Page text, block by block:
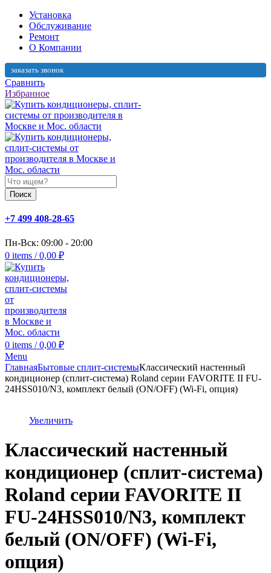
Установка
Обслуживание
Ремонт
О Компании
заказать звонок
Сравнить
Избранное
Поиск
+7 499 408-28-65
Пн-Вск: 09:00 - 20:00
0 items / 0,00 ₽
0 items / 0,00 ₽
Menu
ГлавнаяБытовые сплит-системыКлассический настенный
кондиционер (сплит-система) Roland серии FAVORITE II FU-
24HSS010/N3, комплект белый (ON/OFF) (Wi-Fi, опция)
Увеличить
Классический настенный
кондиционер (сплит-система)
Roland серии FAVORITE II
FU-24HSS010/N3, комплект
белый (ON/OFF) (Wi-Fi,
опция)